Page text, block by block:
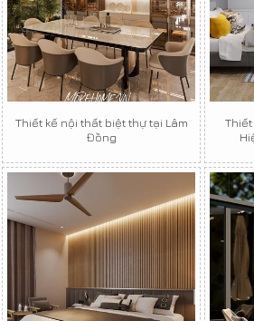
Thiết kế nội thất biệt thự tại Lâm
Đồng
Thiết